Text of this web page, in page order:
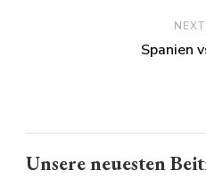
Spanien
Unsere neuesten